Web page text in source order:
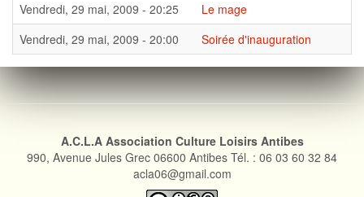
Vendredi, 29 mai, 2009 - 20:25
Le mage
Vendredi, 29 mai, 2009 - 20:00
Soirée d'inauguration
A.C.L.A Association Culture Loisirs Antibes
990, Avenue Jules Grec 06600 Antibes Tél. : 06 03 60 32 84
acla06@gmail.com